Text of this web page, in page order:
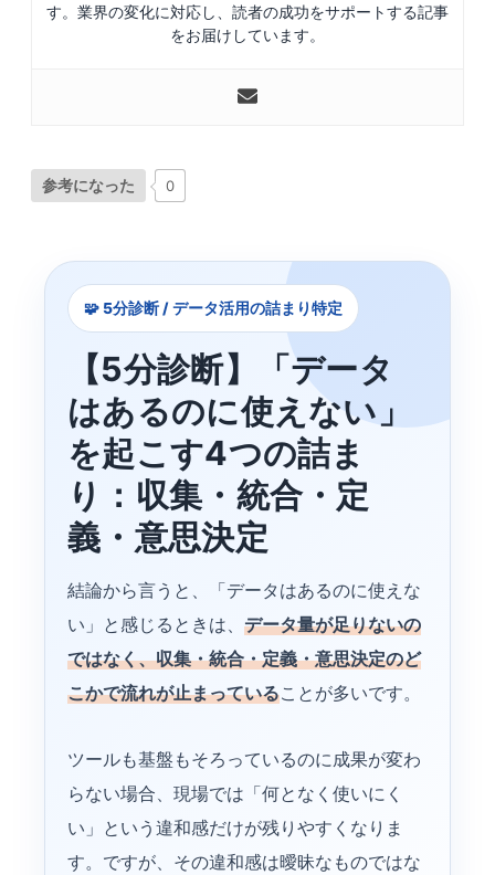
す。業界の変化に対応し、読者の成功をサポートする記事
をお届けしています。
参考になった 0
🧩 5分診断 / データ活用の詰まり特定
【5分診断】「データ
はあるのに使えない」
を起こす4つの詰ま
り：収集・統合・定
義・意思決定
結論から言うと、「データはあるのに使えな
い」と感じるときは、 データ量が足りないの
ではなく、収集・統合・定義・意思決定のど
こかで流れが止まっていることが多いです。
ツールも基盤もそろっているのに成果が変わ
らない場合、現場では「何となく使いにく
い」という違和感だけが残りやすくなりま
す。ですが、その違和感は曖昧なものではな